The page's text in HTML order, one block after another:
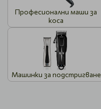
Професионални маши за
коса
Машинки за подстригване